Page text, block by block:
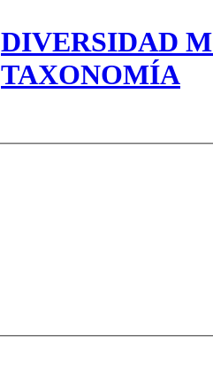
DIVERSIDAD
TAXONOMÍA